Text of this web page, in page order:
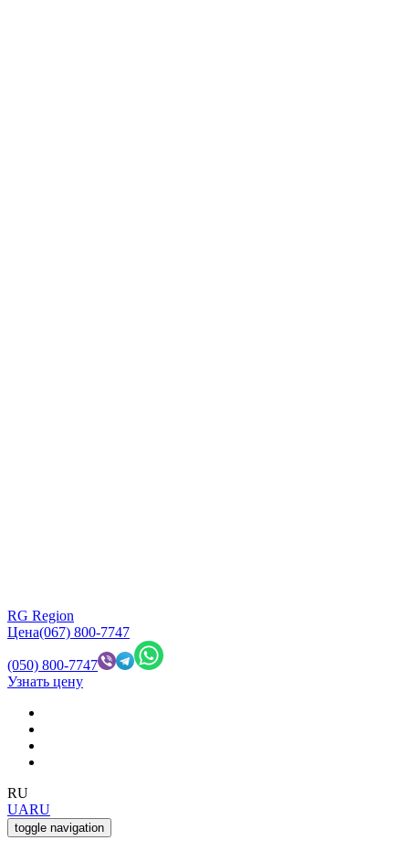
RG Region
Цена(067) 800-7747
(050) 800-7747
Узнать цену
RU
UARU
toggle navigation